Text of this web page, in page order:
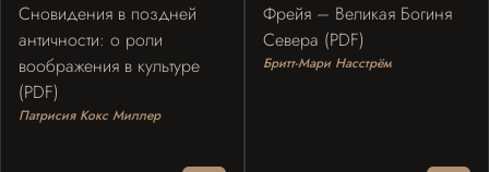
Сновидения в поздней
античности: о роли
воображения в культуре
(PDF)
Патрисия Кокс Миллер
Фрейя – Великая Богиня
Севера (PDF)
Бритт-Мари Насстрём